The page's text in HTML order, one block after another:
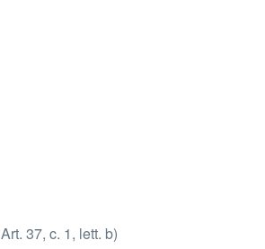
Art. 37, c. 1, lett. b)